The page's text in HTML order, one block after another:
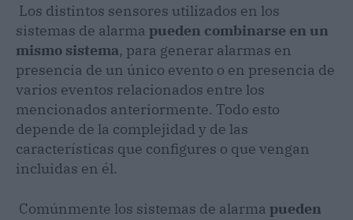
Los distintos sensores utilizados en los
sistemas de alarma pueden combinarse en un
mismo sistema, para generar alarmas en
presencia de un único evento o en presencia de
varios eventos relacionados entre los
mencionados anteriormente. Todo esto
depende de la complejidad y de las
características que configures o que vengan
incluidas en él.
Comúnmente los sistemas de alarma pueden